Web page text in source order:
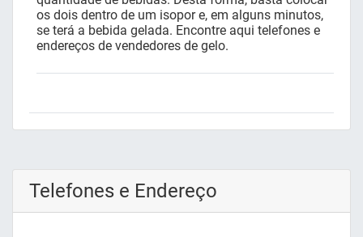
os dois dentro de um isopor e, em alguns minutos,
se terá a bebida gelada. Encontre aqui telefones e
endereços de vendedores de gelo.
Telefones e Endereço